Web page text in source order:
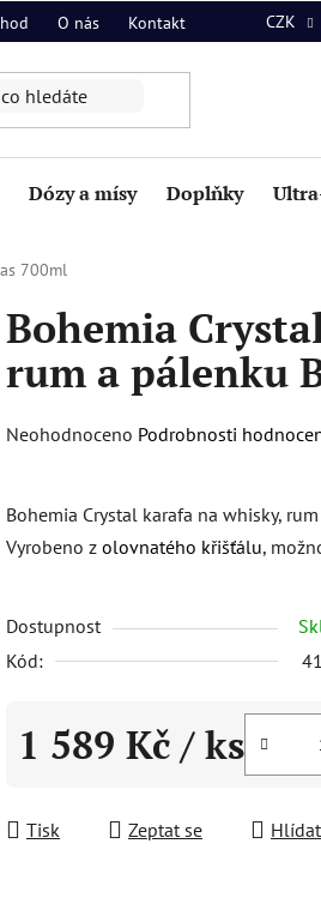
O nás Kontakt CZK
Dózy a mísy Doplňky
700ml
Bohemia
rum a pálenku
Průměrné
je
0,0
5
hvězdiček.
Neohodnoceno Podrobnosti
Bohemia Crystal karafa na whisky,
Vyrobeno z olovnatého křišťálu,
Dostupnost
Kód:
1 589 Kč / ks
Tisk Zeptat se Hlídat